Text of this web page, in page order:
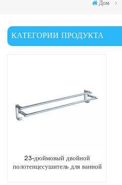
Дом
КАТЕГОРИИ ПРОДУКТА
23-дюймовый двойной
полотенцесушитель для ванной